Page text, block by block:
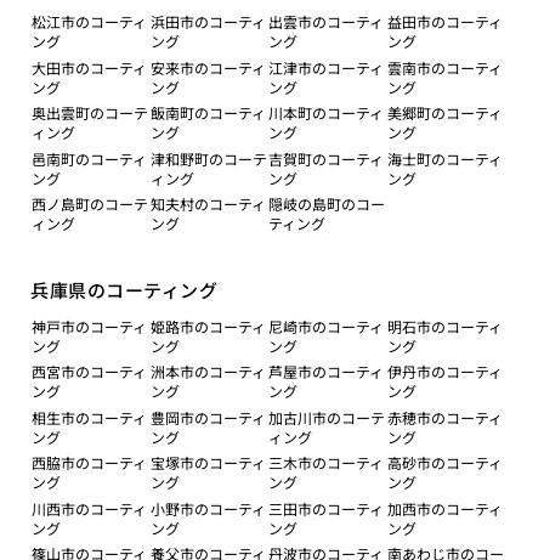
松江市のコーティ
ング
浜田市のコーティ
ング
出雲市のコーティ
ング
益田市のコーティ
ング
大田市のコーティ
ング
安来市のコーティ
ング
江津市のコーティ
ング
雲南市のコーティ
ング
奥出雲町のコーテ
ィング
飯南町のコーティ
ング
川本町のコーティ
ング
美郷町のコーティ
ング
邑南町のコーティ
ング
津和野町のコーテ
ィング
吉賀町のコーティ
ング
海士町のコーティ
ング
西ノ島町のコーテ
ィング
知夫村のコーティ
ング
隠岐の島町のコー
ティング
兵庫県のコーティング
神戸市のコーティ
ング
姫路市のコーティ
ング
尼崎市のコーティ
ング
明石市のコーティ
ング
西宮市のコーティ
ング
洲本市のコーティ
ング
芦屋市のコーティ
ング
伊丹市のコーティ
ング
相生市のコーティ
ング
豊岡市のコーティ
ング
加古川市のコーテ
ィング
赤穂市のコーティ
ング
西脇市のコーティ
ング
宝塚市のコーティ
ング
三木市のコーティ
ング
高砂市のコーティ
ング
川西市のコーティ
ング
小野市のコーティ
ング
三田市のコーティ
ング
加西市のコーティ
ング
篠山市のコーティ 養父市のコーティ 丹波市のコーティ 南あわじ市のコー